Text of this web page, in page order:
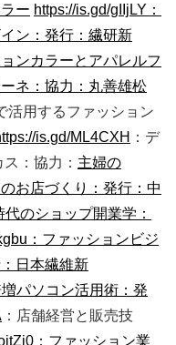
ー https://is.gd/gIIjLY：
ン：発行：繊研新
ンカラーとアパレルフ
ネ：協力：丸善雄松
活用するファッション
is.gd/ML4CXH ：デ
：協力： 主婦の
お店づくり：発行：中
のショップ開業学：
：ファッションビジ
日本繊維新
パソコン活用術：発
：店舗経営と販売技
：ファッション業